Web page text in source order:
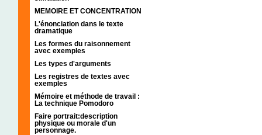
MEMOIRE ET CONCENTRATION
L'énonciation dans le texte
dramatique
Les formes du raisonnement
avec exemples
Les types d'arguments
Les registres de textes avec
exemples
Mémoire et méthode de travail :
La technique Pomodoro
Faire portrait:description
physique ou morale d'un
personnage.